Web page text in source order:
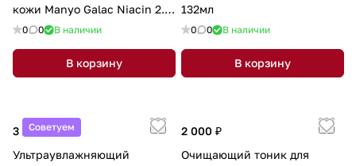
кожи Manyo Galac Niacin 2.0
Essence 50ml
0 0 В наличии
В корзину
132мл
0 0 В наличии
В корзину
Советуем
3 200 ₽
Ультраувлажняющий
2 000 ₽
Очищающий тоник для